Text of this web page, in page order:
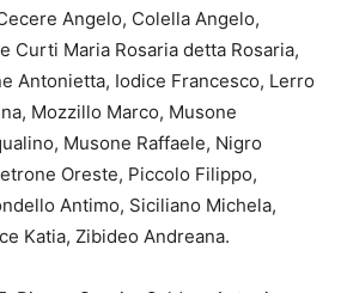
Angelo, Colella Angelo,
Curti Maria Rosaria detta Rosaria,
Antonietta, Iodice Francesco, Lerro
Mozzillo Marco, Musone
Musone Raffaele, Nigro
Oreste, Piccolo Filippo,
Antimo, Siciliano Michela,
Katia, Zibideo Andreana.